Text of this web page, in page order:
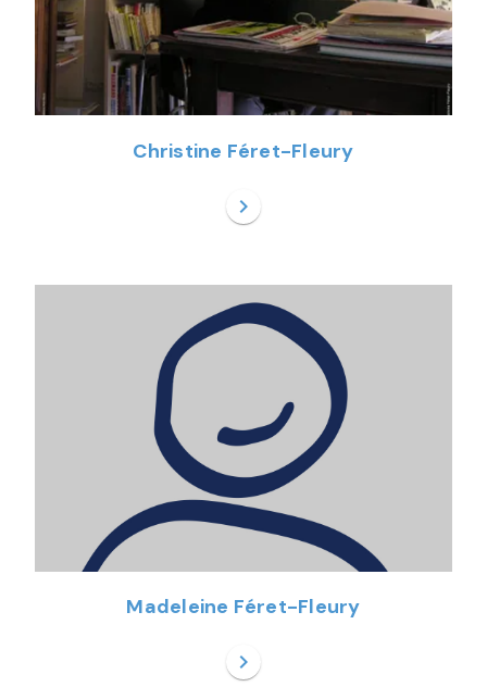
Christine Féret-Fleury
chevron_right
Madeleine Féret-Fleury
chevron_right